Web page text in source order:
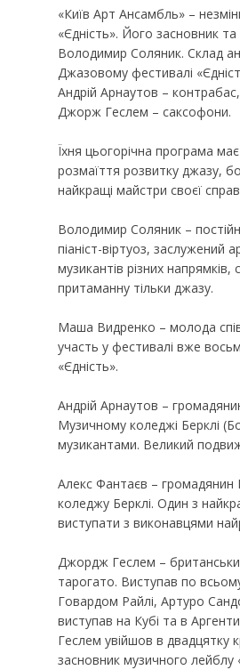
«Київ Арт Ансамбль» –
«Єдність». Його засновник та
Володимир Соляник. Склад
Джазовому фестивалі
Андрій Арнаутов –
Джорж Геслем – саксофони.
Їхня цьогорічна програма
розмаїття розвитку джазу,
найкращі майстри своєї
Володимир Соляник –
піаніст-віртуоз, заслужений
музикантів різних
притаманну тільки джазу.
Маша Видренко – молода
участь у фестивалі вже
«Єдність».
Андрій Арнаутов –
Музичному коледжі Берклі
музикантами. Великий
Алекс Фантаєв – громадянин
коледжу Берклі. Один з
виступати з виконавцями
Джордж Геслем –
тарогато. Виступав по
Говардом Райлі, Артуро
виступав на Кубі та в
Геслем увійшов в двадцятку
засновник музичного лейблу